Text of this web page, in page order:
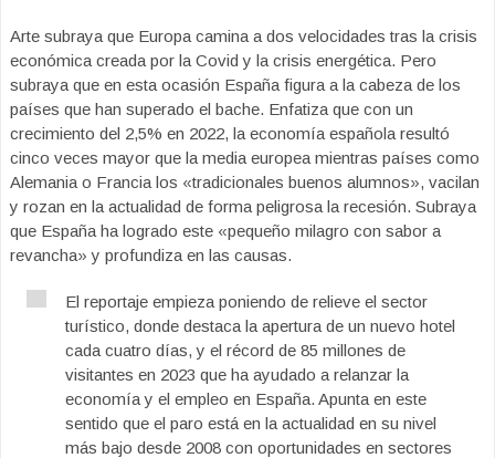
Arte subraya que Europa camina a dos velocidades tras la crisis
económica creada por la Covid y la crisis energética. Pero
subraya que en esta ocasión España figura a la cabeza de los
países que han superado el bache. Enfatiza que con un
crecimiento del 2,5% en 2022, la economía española resultó
cinco veces mayor que la media europea mientras países como
Alemania o Francia los «tradicionales buenos alumnos», vacilan
y rozan en la actualidad de forma peligrosa la recesión. Subraya
que España ha logrado este «pequeño milagro con sabor a
revancha» y profundiza en las causas.
El reportaje empieza poniendo de relieve el sector
turístico, donde destaca la apertura de un nuevo hotel
cada cuatro días, y el récord de 85 millones de
visitantes en 2023 que ha ayudado a relanzar la
economía y el empleo en España. Apunta en este
sentido que el paro está en la actualidad en su nivel
más bajo desde 2008 con oportunidades en sectores